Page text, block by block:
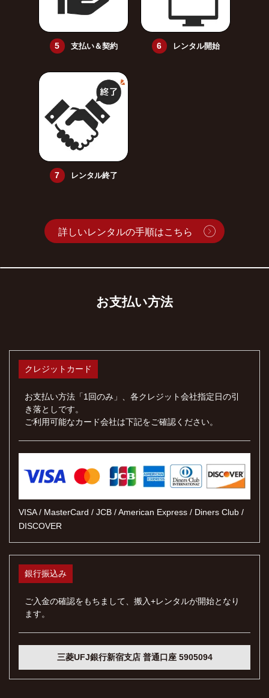
支払い＆契約 レンタル開始
レンタル終了
詳しいレンタルの手順はこちら
お支払い方法
クレジットカード
お支払い方法「1回のみ」、各クレジット会社指定日の引
き落としです。
ご利用可能なカード会社は下記をご確認ください。
VISA / MasterCard / JCB / American Express / Diners Club /
DISCOVER
銀行振込み
ご入金の確認をもちまして、搬入+レンタルが開始となり
ます。
三菱UFJ銀行新宿支店 普通口座 5905094